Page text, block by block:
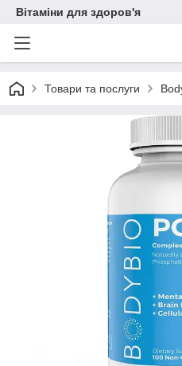
Вітаміни для здоров'я
Товари та послуги